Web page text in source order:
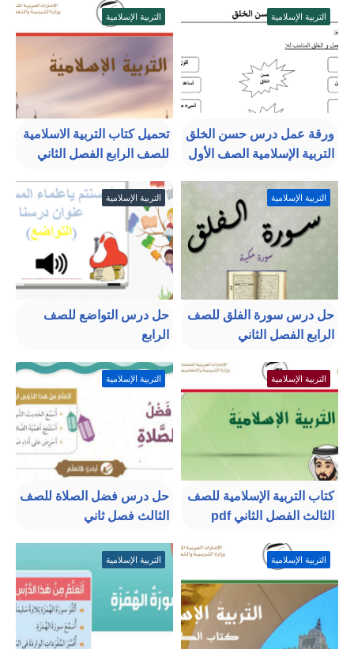
التربية الإسلامية
ورقة عمل درس حسن الخلق
التربية الإسلامية الصف الأول
التربية الإسلامية
تحميل كتاب التربية الاسلامية
للصف الرابع الفصل الثاني
التربية الإسلامية
حل درس سورة الفلق للصف
الرابع الفصل الثاني
التربية الإسلامية
حل درس التواضع للصف
الرابع
التربية الإسلامية
كتاب التربية الإسلامية للصف
الثالث الفصل الثاني pdf
التربية الإسلامية
حل درس فضل الصلاة للصف
الثالث فصل ثاني
التربية الإسلامية التربية الإسلامية